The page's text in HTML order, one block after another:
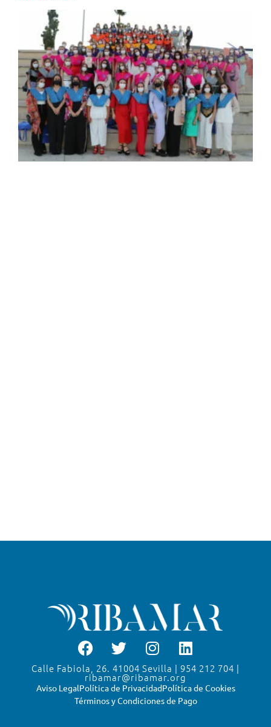
Calle Fabiola, 26. 41004 Sevilla | 954 212 704 |
ribamar@ribamar.org
Aviso LegalPolítica de PrivacidadPolítica de Cookies
Términos y Condiciones de Pago